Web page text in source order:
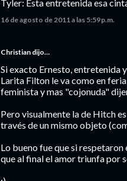
Tyler: Esta entretenida esa
16 de agosto de 2011 a las 5:59 p.m.
Christian dijo…
Si exacto Ernesto, entretenida
Larita Filton le va como en
feminista y mas "cojonuda"
Pero visualmente la de Hitch
través de un mismo objeto
Lo bueno fue que si
que al final el amor triunfa por